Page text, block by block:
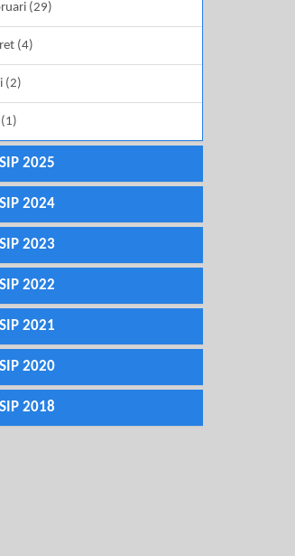
(29)
(4)
(2)
2025
2024
2023
2022
2021
2020
2018